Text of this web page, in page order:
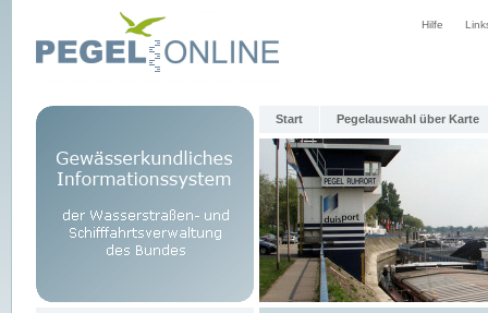
Hilfe
Start Pegelauswahl über Karte